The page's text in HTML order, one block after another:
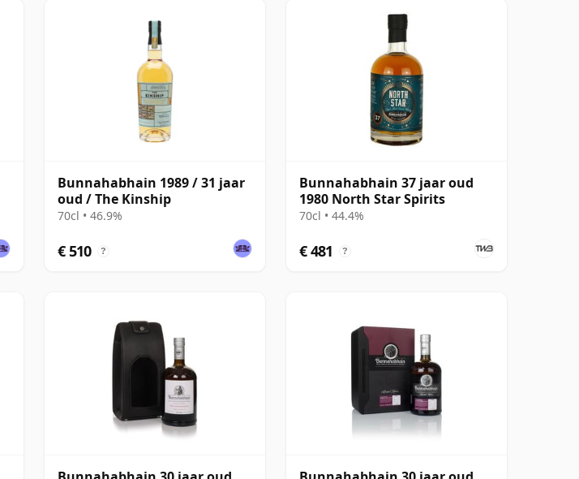
Bunnahabhain 1989 / 31 jaar
oud / The Kinship
70cl • 46.9%
€ 510 ?
Bunnahabhain 37 jaar oud
1980 North Star Spirits
70cl • 44.4%
€ 481 ?